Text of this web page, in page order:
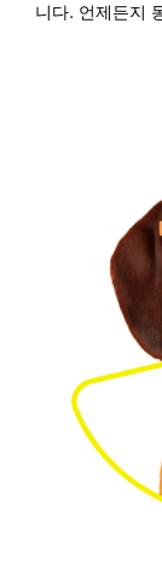
니다. 언제든지